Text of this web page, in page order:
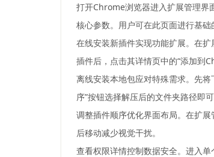
打开Chrome浏览器进入扩展管理界
核心参数。用户可在此页面进行基础
在线安装新插件实现功能扩展。在
插件后，点击其详情页中的“添加到
离线安装本地包应对特殊需求。先
序”按钮选择解压后的文件夹路径即
调整插件顺序优化界面布局。在扩
后移动减少视觉干扰。
查看权限详情控制数据安全。进入